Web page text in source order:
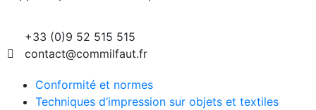
+33 (0)9 52 515 515
contact@commilfaut.fr
Conformité et normes
Techniques d’impression sur objets et textiles